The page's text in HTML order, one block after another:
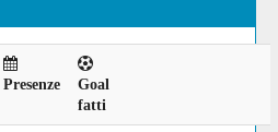
Presenze
Goal
fatti